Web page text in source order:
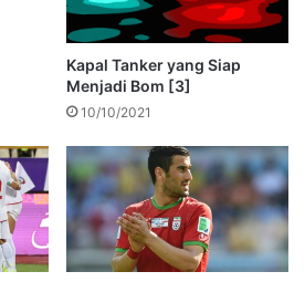
Kapal Tanker yang Siap
Menjadi Bom [3]
10/10/2021